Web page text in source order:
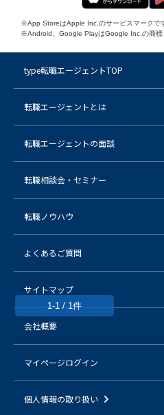
1-1 / 1件
※App StoreはApple Inc.のサービスマークで
※Android、Google PlayはGoogle Inc.の商標
type転職エージェントTOP
転職エージェントとは
転職エージェントの面談
転職相談会・セミナー
転職ノウハウ
よくあるご質問
サイトマップ
会社概要
マイページログイン
個人情報の取り扱い